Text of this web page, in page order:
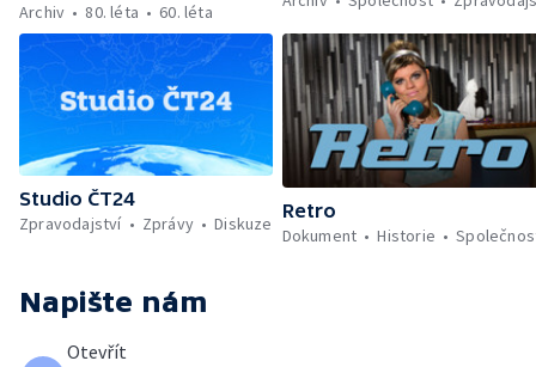
Archiv
80. léta 60. léta
Studio ČT24
Zpravodajství
Zprávy Diskuze
Retro
Dokument
Historie
Napište nám
Otevřít